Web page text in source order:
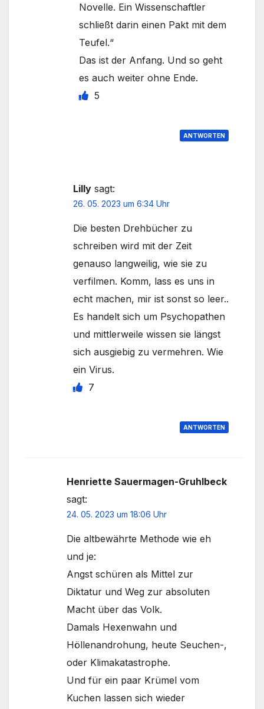
Novelle. Ein Wissenschaftler
schließt darin einen Pakt mit dem
Teufel.“
Das ist der Anfang. Und so geht
es auch weiter ohne Ende.
5
ANTWORTEN
Lilly sagt:
26. 05. 2023 um 6:34 Uhr
Die besten Drehbücher zu
schreiben wird mit der Zeit
genauso langweilig, wie sie zu
verfilmen. Komm, lass es uns in
echt machen, mir ist sonst so leer..
Es handelt sich um Psychopathen
und mittlerweile wissen sie längst
sich ausgiebig zu vermehren. Wie
ein Virus.
7
ANTWORTEN
Henriette Sauermagen-Gruhlbeck
sagt:
24. 05. 2023 um 18:06 Uhr
Die altbewährte Methode wie eh
und je:
Angst schüren als Mittel zur
Diktatur und Weg zur absoluten
Macht über das Volk.
Damals Hexenwahn und
Höllenandrohung, heute Seuchen-,
oder Klimakatastrophe.
Und für ein paar Krümel vom
Kuchen lassen sich wieder